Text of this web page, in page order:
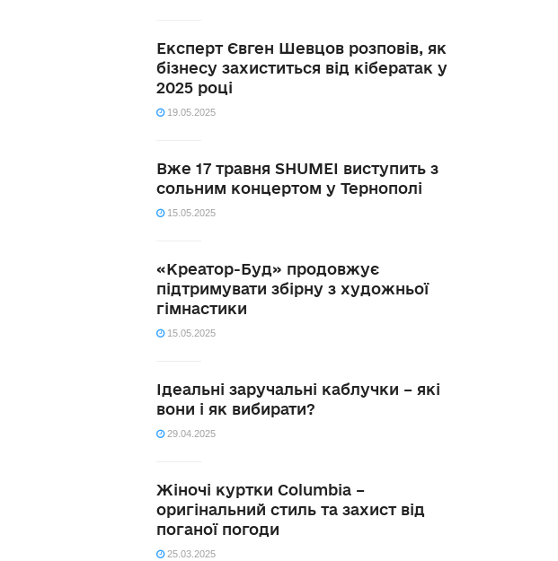
Експерт Євген Шевцов розповів, як
бізнесу захиститься від кібератак у
2025 році
19.05.2025
Вже 17 травня SHUMEI виступить з
сольним концертом у Тернополі
15.05.2025
«Креатор-Буд» продовжує
підтримувати збірну з художньої
гімнастики
15.05.2025
Ідеальні заручальні каблучки – які
вони і як вибирати?
29.04.2025
Жіночі куртки Columbia –
оригінальний стиль та захист від
поганої погоди
25.03.2025